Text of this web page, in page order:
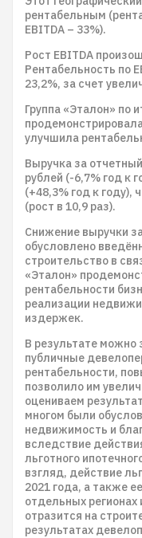
рентабельным
EBITDA – 33%).
Рост EBITDA
Рентабельность по
23,2%, за счет
Группа «Эталон» по
улучшила
Выручка за
рублей (-6,7% год к
(+48,3% год к году),
(рост в 10,9 раз).
Снижение выручки
обусловлено
строительство в
«Эталон»
рентабельности
реализации
издержек.
В результате можно
публичные
рентабельности,
позволило им
оцениваем
многом были
недвижимость и
вследствие
льготного
взгляд, действие
2021 года, а также
отдельных регионах
отразится на
результатах